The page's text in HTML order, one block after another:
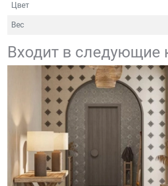
Цвет
Вес
Входит в следующие